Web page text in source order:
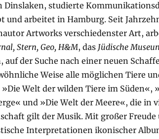
Dinslaken, studierte
und arbeitet in Hamburg. Seit
Artworks verschiedenster Art,
Stern, Geo, H&M, das Jüdische
auf der Suche nach einer neuen
Weise alle möglichen Tiere
Welt der wilden Tiere im Süden«,
und »Die Welt der Meere«, die in
gilt der Musik. Mit großer
Interpretationen ikonischer